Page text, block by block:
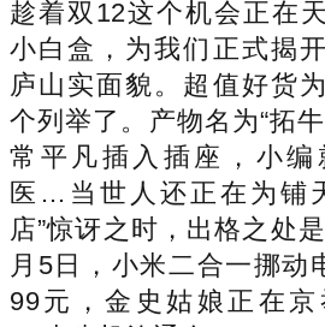
趁着双12这个机会正在
小白盒，为我们正式揭
庐山实面貌。超值好货
个列举了。产物名为“拓
常平凡插入插座，小编
医…当世人还正在为铺
店”惊讶之时，出格之处
月5日，小米二合一挪动
99元，金史姑娘正在京